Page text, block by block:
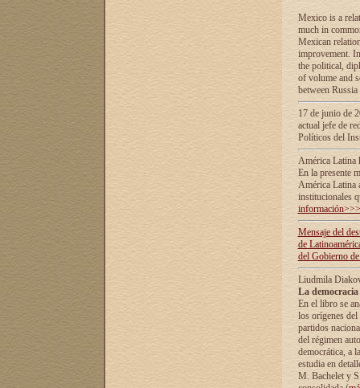
Mexico is a
much in
Mexican
improvement.
the political,
of volume and
between
17 de junio de
actual jefe de
Políticos del
América Latina
En la presente
América Latina
institucionales
información>>>
Mensaje del
de
del Gobierno
Liudmila
La
En el libro se
los orígenes
partidos
del régimen
democrática, а
estudia en
М. Bachelet у